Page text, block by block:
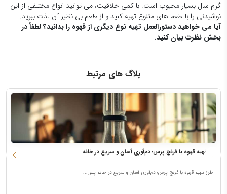
گرم سال بسیار محبوب است. با کمی خلاقیت، می توانید انواع مختلفی از این
نوشیدنی را با طعم های متنوع تهیه کنید و از طعم بی نظیر آن لذت ببرید.
آیا می خواهید دستورالعمل تهیه نوع دیگری از قهوه را بدانید؟ لطفاً در
بخش نظرت بیان کنید.
بلاگ های مرتبط
طرز تهیه قهوه با فرنچ پرس؛ دم‌آوری آسان و سریع در خانه
طرز تهیه قهوه با فرنچ پرس؛ دم‌آوری آسان و سریع در خانه پس...